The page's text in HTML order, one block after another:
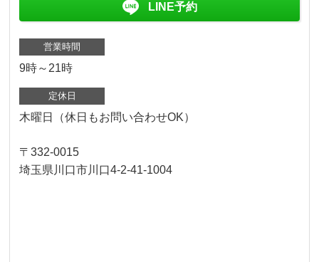
LINE予約
営業時間
9時～21時
定休日
木曜日（休日もお問い合わせOK）
〒332-0015
埼玉県川口市川口4-2-41-1004